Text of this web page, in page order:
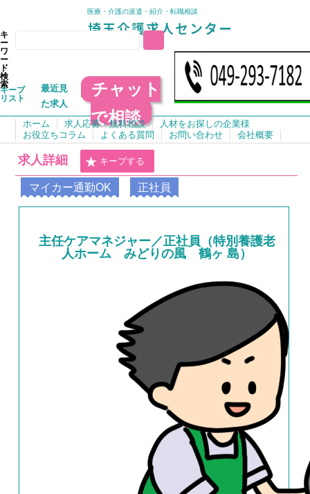
医療・介護の派遣・紹介・転職相談
キ
ー
ワ
ー
ド
検
索
キープ
リスト
最近見
た求人
チャット
で相談
ホーム 求人応募・無料相談
人材をお探しの企業様
お役立ちコラム
よくある質問 お問い合わせ 会社概要
求人詳細 キープする
マイカー通勤OK 正社員
主任ケアマネジャー／正社員（特別養護老
人ホーム みどりの風 鶴ヶ 島）